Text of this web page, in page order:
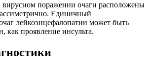
вирусном поражении очаги расположены
Единичный
лейкоэнцефалопатии может быть
как проявление инсульта.